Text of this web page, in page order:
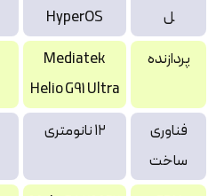
ل
HyperOS
پردازنده
Mediatek
Helio G91 Ultra
فناوری
ساخت
۱۲ نانومتری